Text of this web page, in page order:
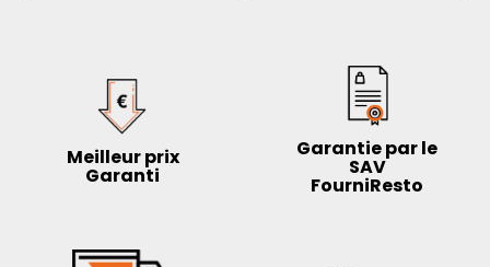
Meilleur prix
Garanti
Garantie par le
SAV
FourniResto